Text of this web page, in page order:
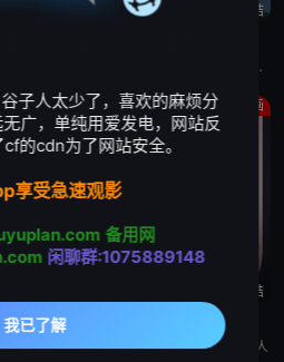
第6集完结 第20集完结
萨沙·奈特,约翰·迪·马吉欧,汤姆·肯尼,海登·瓦尔希,奥利维亚·奥尔森,杨泫贞
剧情 动画
第15集完结
惊天逆转 第二季
Bronwen Morgan,胖雪人
子人太少了，喜欢的麻烦分
广，单纯用爱发电，网站反
的cdn为了网站安全。
享受急速观影
备用网
闲聊群:1075889148